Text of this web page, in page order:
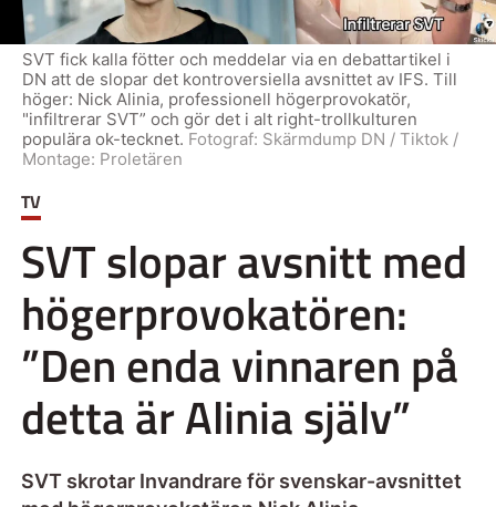
TV
SVT slopar avsnitt med
högerprovokatören:
”Den enda vinnaren på
detta är Alinia själv”
SVT skrotar Invandrare för svenskar-avsnittet
SVT fick kalla fötter och meddelar via en debattartikel i
DN att de slopar det kontroversiella avsnittet av IFS. Till
höger: Nick Alinia, professionell högerprovokatör,
"infiltrerar SVT” och gör det i alt right-trollkulturen
populära ok-tecknet. Fotograf: Skärmdump DN / Tiktok /
Montage: Proletären